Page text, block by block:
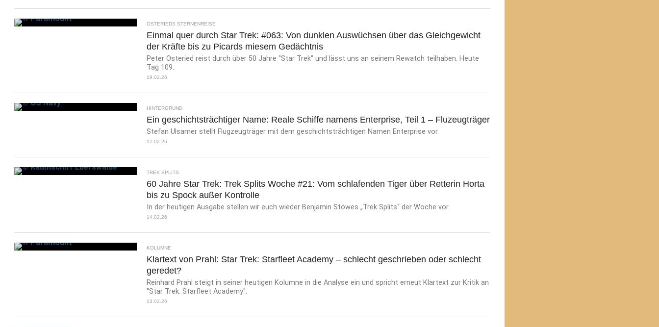
OSTERIEDS STERNENREISE
Einmal quer durch Star Trek: #063: Von dunklen Auswüchsen über das Gleichgewicht
der Kräfte bis zu Picards miesem Gedächtnis
Peter Osteried reist durch über 50 Jahre "Star Trek" und lässt uns an seinem Rewatch teilhaben. Heute
Tag 109.
19.02.26
HINTERGRUND
Ein geschichtsträchtiger Name: Reale Schiffe namens Enterprise, Teil 1 – Fluzeugträger
Stefan Ulsamer stellt Flugzeugträger mit dem geschichtsträchtigen Namen Enterprise vor.
17.02.26
TREK SPLITS
60 Jahre Star Trek: Trek Splits Woche #21: Vom schlafenden Tiger über Retterin Horta
bis zu Spock außer Kontrolle
In der heutigen Ausgabe stellen wir euch wieder Benjamin Stöwes „Trek Splits“ der Woche vor.
14.02.26
KOLUMNE
Klartext von Prahl: Star Trek: Starfleet Academy – schlecht geschrieben oder schlecht
geredet?
Reinhard Prahl steigt in seiner heutigen Kolumne in die Analyse ein und spricht erneut Klartext zur Kritik an
"Star Trek: Starfleet Academy".
13.02.26